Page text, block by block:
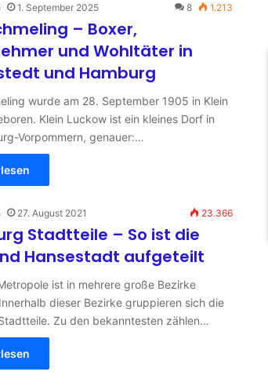
1. September 2025 8 1.213
– Boxer,
und Wohltäter in
und Hamburg
wurde am 28. September 1905 in Klein
Klein Luckow ist ein kleines Dorf in
Vorpommern, genauer:…
27. August 2021 23.366
Stadtteile – So ist die
Hansestadt aufgeteilt
ist in mehrere große Bezirke
dieser Bezirke gruppieren sich die
Zu den bekanntesten zählen…